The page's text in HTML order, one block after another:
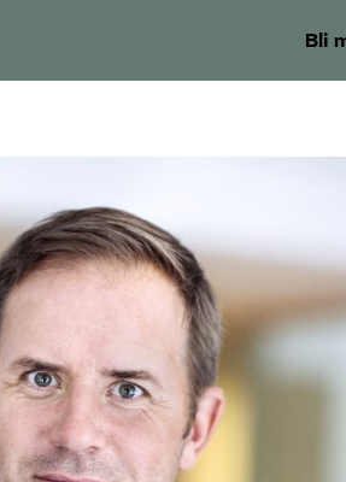
Bli